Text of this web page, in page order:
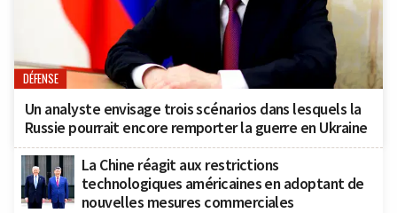
DÉFENSE
Un analyste envisage trois scénarios dans lesquels la
Russie pourrait encore remporter la guerre en Ukraine
La Chine réagit aux restrictions
technologiques américaines en adoptant de
nouvelles mesures commerciales